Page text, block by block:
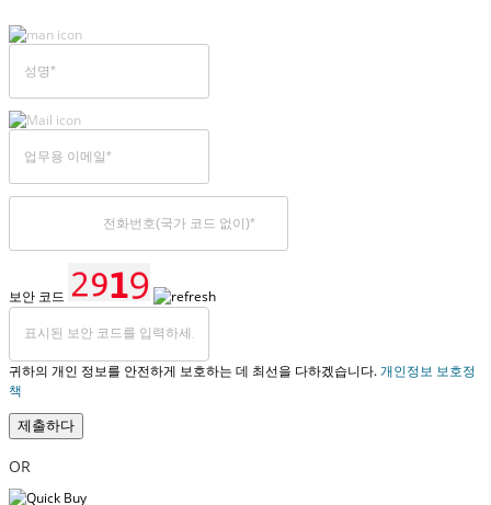
보안 코드
귀하의 개인 정보를 안전하게 보호하는 데 최선을 다하겠습니다.개인정보 보호정
책
제출하다
OR